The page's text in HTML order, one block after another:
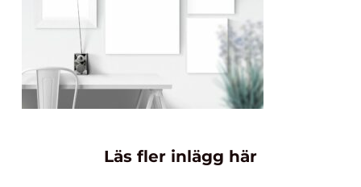
Läs fler inlägg här